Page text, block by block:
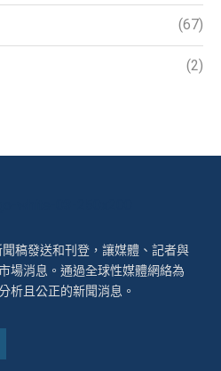
(67)
(2)
聞稿發送和刊登，讓媒體、記者與
場消息。通過全球性媒體網絡為
析且公正的新聞消息。